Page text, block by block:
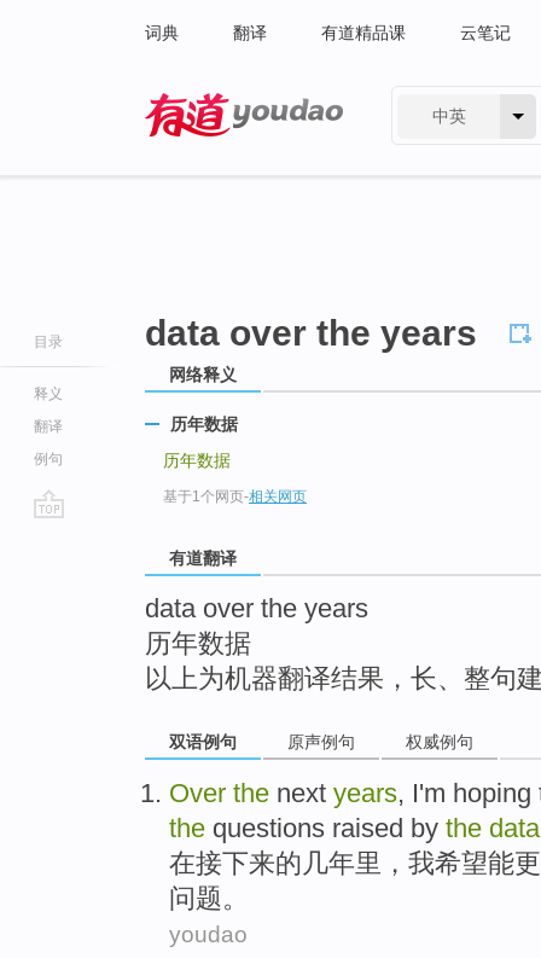
词典 翻译 有道精品课 云笔记
中英
目录
释义
翻译
例句
data over the years
网络释义
历年数据
历年数据
基于1个网页-相关网页
有道翻译
data over the years
历年数据
以上为机器翻译结果，长、整句
双语例句 原声例句 权威例句
Over the next years, I'm hoping
the questions raised by the data
在接下来的 几年里 ， 我希望能
问题。
youdao